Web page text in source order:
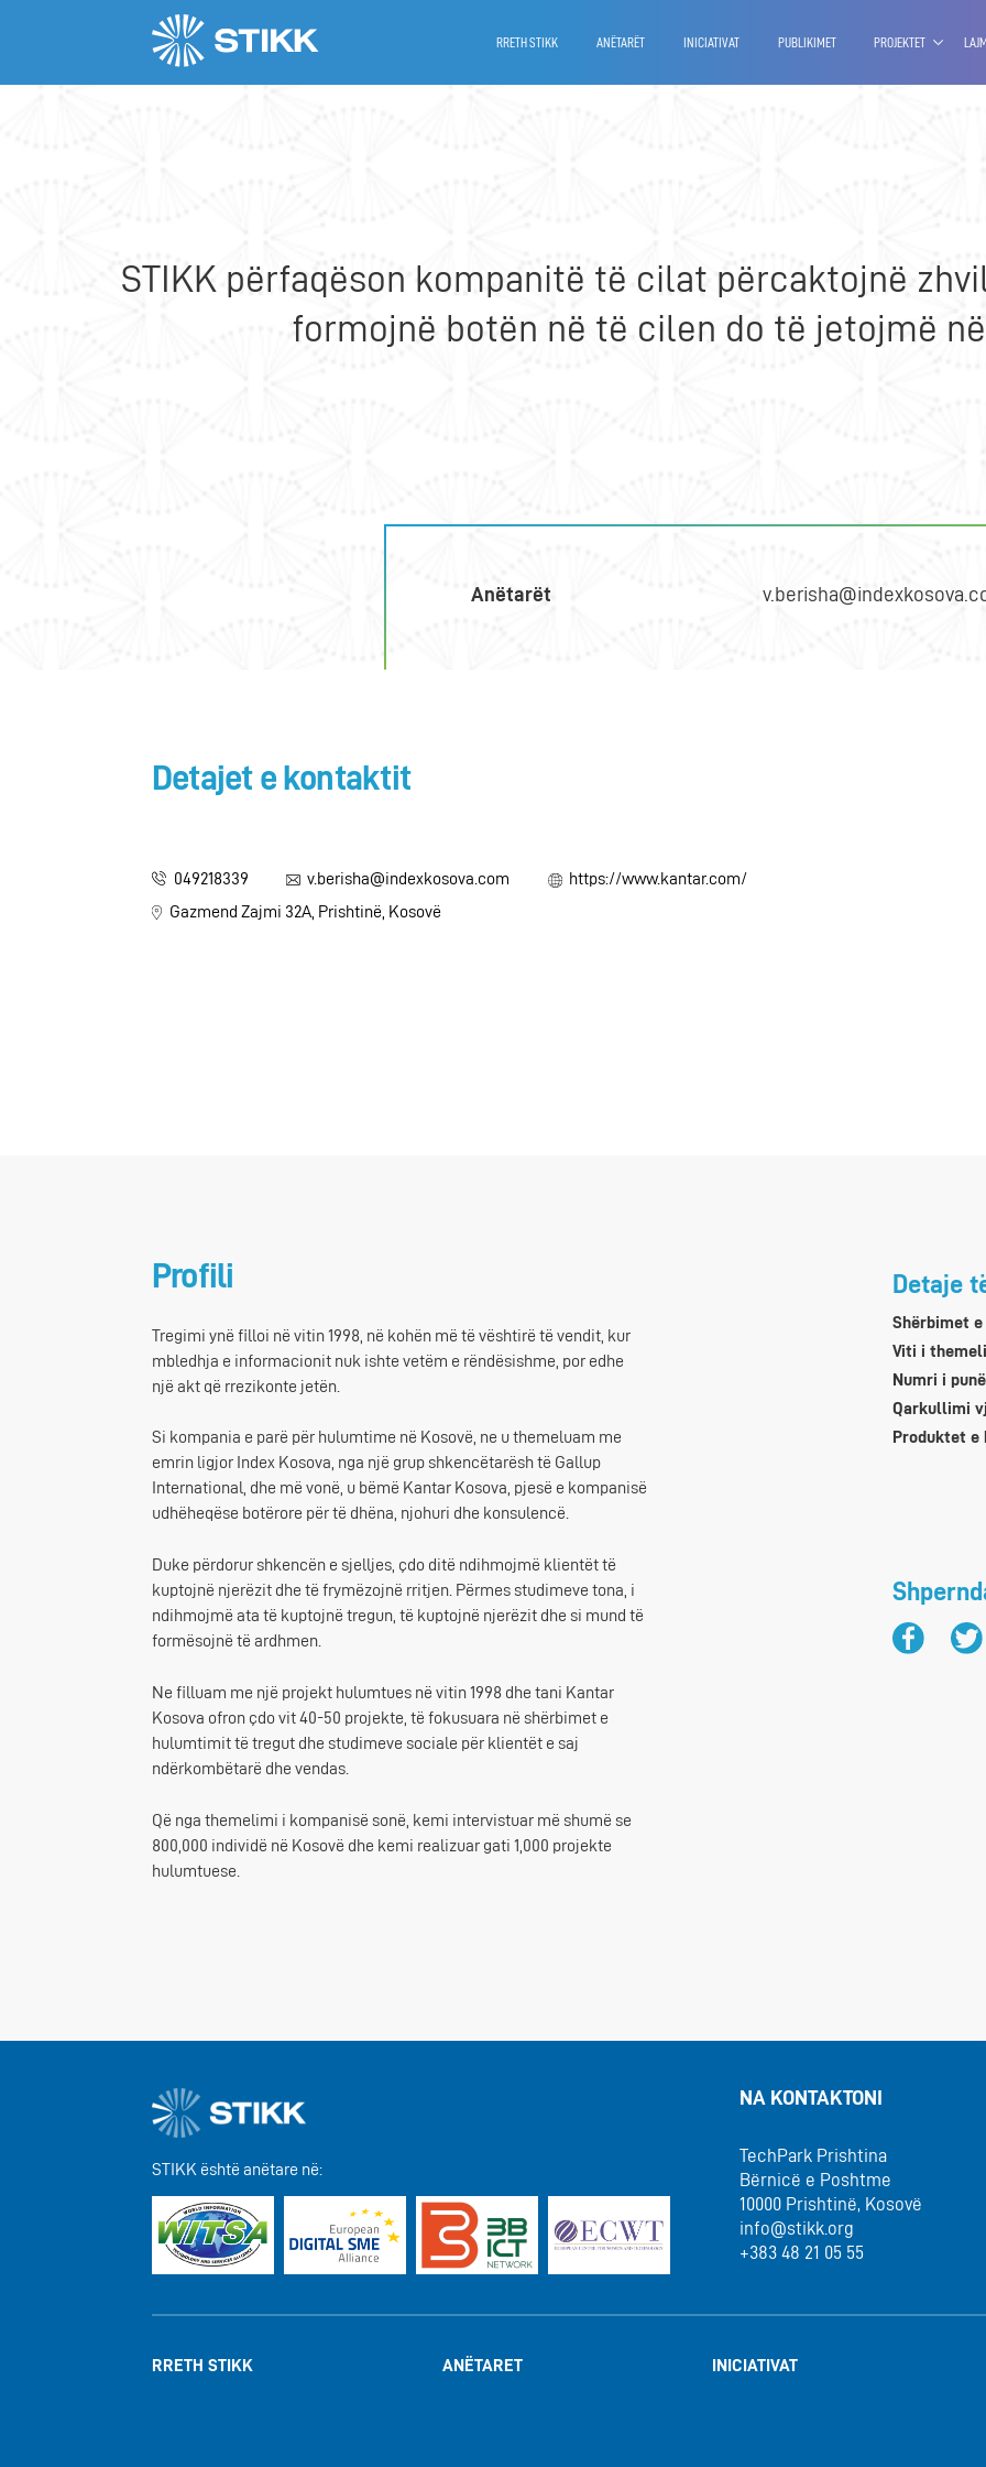
RRETH STIKK ANËTARËT INICIATIVAT PUBLIKIMET PROJEKTET
Anëtarët v.berisha@indexkosova.com
STIKK përfaqëson kompanitë të cilat përcaktojnë
formojnë botën në të cilen do të jetojmë
Anëtarët
Detajet e kontaktit
049218339 v.berisha@indexkosova.com
https://www.kantar.com/
Gazmend Zajmi 32A, Prishtinë, Kosovë
Profili
Tregimi ynë filloi në vitin 1998, në kohën më të vështirë të vendit, kur
mbledhja e informacionit nuk ishte vetëm e rëndësishme, por edhe
një akt që rrezikonte jetën.
Si kompania e parë për hulumtime në Kosovë, ne u themeluam me
emrin ligjor Index Kosova, nga një grup shkencëtarësh të Gallup
International, dhe më vonë, u bëmë Kantar Kosova, pjesë e kompanisë
udhëheqëse botërore për të dhëna, njohuri dhe konsulencë.
Duke përdorur shkencën e sjelljes, çdo ditë ndihmojmë klientët të
kuptojnë njerëzit dhe të frymëzojnë rritjen. Përmes studimeve tona, i
ndihmojmë ata të kuptojnë tregun, të kuptojnë njerëzit dhe si mund të
formësojnë të ardhmen.
Ne filluam me një projekt hulumtues në vitin 1998 dhe tani Kantar
Kosova ofron çdo vit 40-50 projekte, të fokusuara në shërbimet e
hulumtimit të tregut dhe studimeve sociale për klientët e saj
ndërkombëtarë dhe vendas.
Që nga themelimi i kompanisë sonë, kemi intervistuar më shumë se
800,000 individë në Kosovë dhe kemi realizuar gati 1,000 projekte
hulumtuese.
Detaje
Shërbimet
Viti i
Numri i
Qarkullimi
Produktet e
STIKK është anëtare në:
NA KONTAKTONI
TechPark Prishtina
Bërnicë e Poshtme
10000 Prishtinë, Kosovë
info@stikk.org
+383 48 21 05 55
RRETH STIKK ANËTARET INICIATIVAT